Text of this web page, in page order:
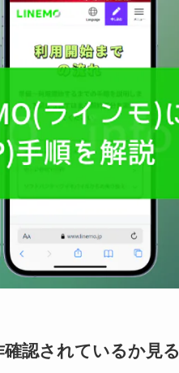
認されているか見る